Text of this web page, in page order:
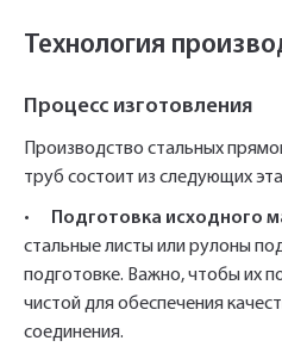
Технология
Процесс изготовления
Производство стальных
труб состоит из следующих
• Подготовка исходного
стальные листы или рулоны
подготовке. Важно, чтобы их
чистой для обеспечения
соединения.